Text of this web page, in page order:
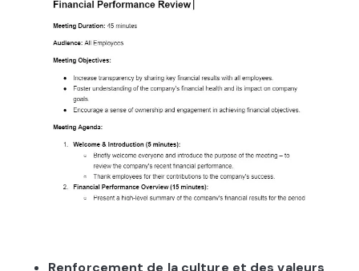
Renforcement de la culture et des valeurs